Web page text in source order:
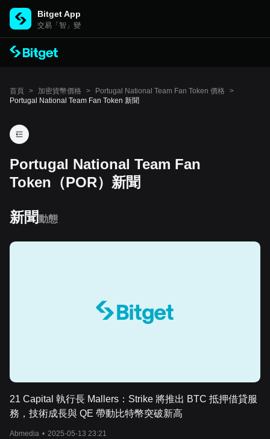
Bitget App
交易「智」變
首頁 > 加密貨幣價格 > Portugal National Team Fan Token 價格
>
Portugal National Team Fan Token 新聞
Portugal National Team Fan
Token（POR）新聞
新聞動態
21 Capital 執行長 Mallers：Strike 將推出 BTC 抵押借貸服
務，技術成長與 QE 帶動比特幣突破新高
Abmedia • 2025-05-13 23:21